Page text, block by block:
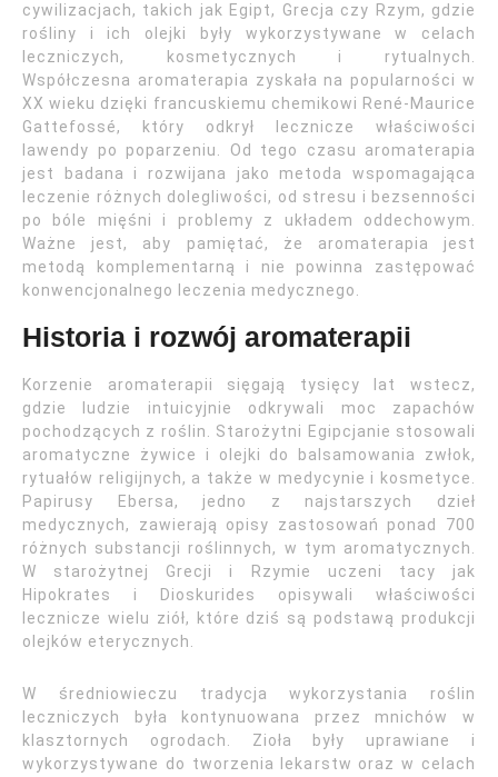
cywilizacjach, takich jak Egipt, Grecja czy Rzym, gdzie
rośliny i ich olejki były wykorzystywane w celach
leczniczych, kosmetycznych i rytualnych.
Współczesna aromaterapia zyskała na popularności w
XX wieku dzięki francuskiemu chemikowi René-Maurice
Gattefossé, który odkrył lecznicze właściwości
lawendy po poparzeniu. Od tego czasu aromaterapia
jest badana i rozwijana jako metoda wspomagająca
leczenie różnych dolegliwości, od stresu i bezsenności
po bóle mięśni i problemy z układem oddechowym.
Ważne jest, aby pamiętać, że aromaterapia jest
metodą komplementarną i nie powinna zastępować
konwencjonalnego leczenia medycznego.
Historia i rozwój aromaterapii
Korzenie aromaterapii sięgają tysięcy lat wstecz,
gdzie ludzie intuicyjnie odkrywali moc zapachów
pochodzących z roślin. Starożytni Egipcjanie stosowali
aromatyczne żywice i olejki do balsamowania zwłok,
rytuałów religijnych, a także w medycynie i kosmetyce.
Papirusy Ebersa, jedno z najstarszych dzieł
medycznych, zawierają opisy zastosowań ponad 700
różnych substancji roślinnych, w tym aromatycznych.
W starożytnej Grecji i Rzymie uczeni tacy jak
Hipokrates i Dioskurides opisywali właściwości
lecznicze wielu ziół, które dziś są podstawą produkcji
olejków eterycznych.
W średniowieczu tradycja wykorzystania roślin
leczniczych była kontynuowana przez mnichów w
klasztornych ogrodach. Zioła były uprawiane i
wykorzystywane do tworzenia lekarstw oraz w celach